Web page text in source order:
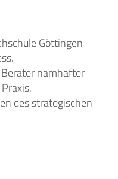
Göttingen
namhafter
des strategischen